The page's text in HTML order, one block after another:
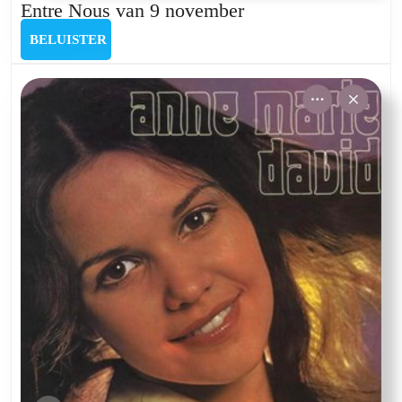
Entre Nous van 9 novemberEntre
9
november
BELUISTER